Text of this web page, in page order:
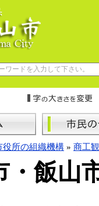
役所の組織機構 » 商工
・飯山